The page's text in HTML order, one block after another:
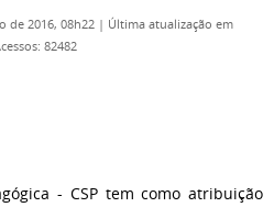
de 2016, 08h22 | Última atualização em
82482
- CSP tem como atribuição